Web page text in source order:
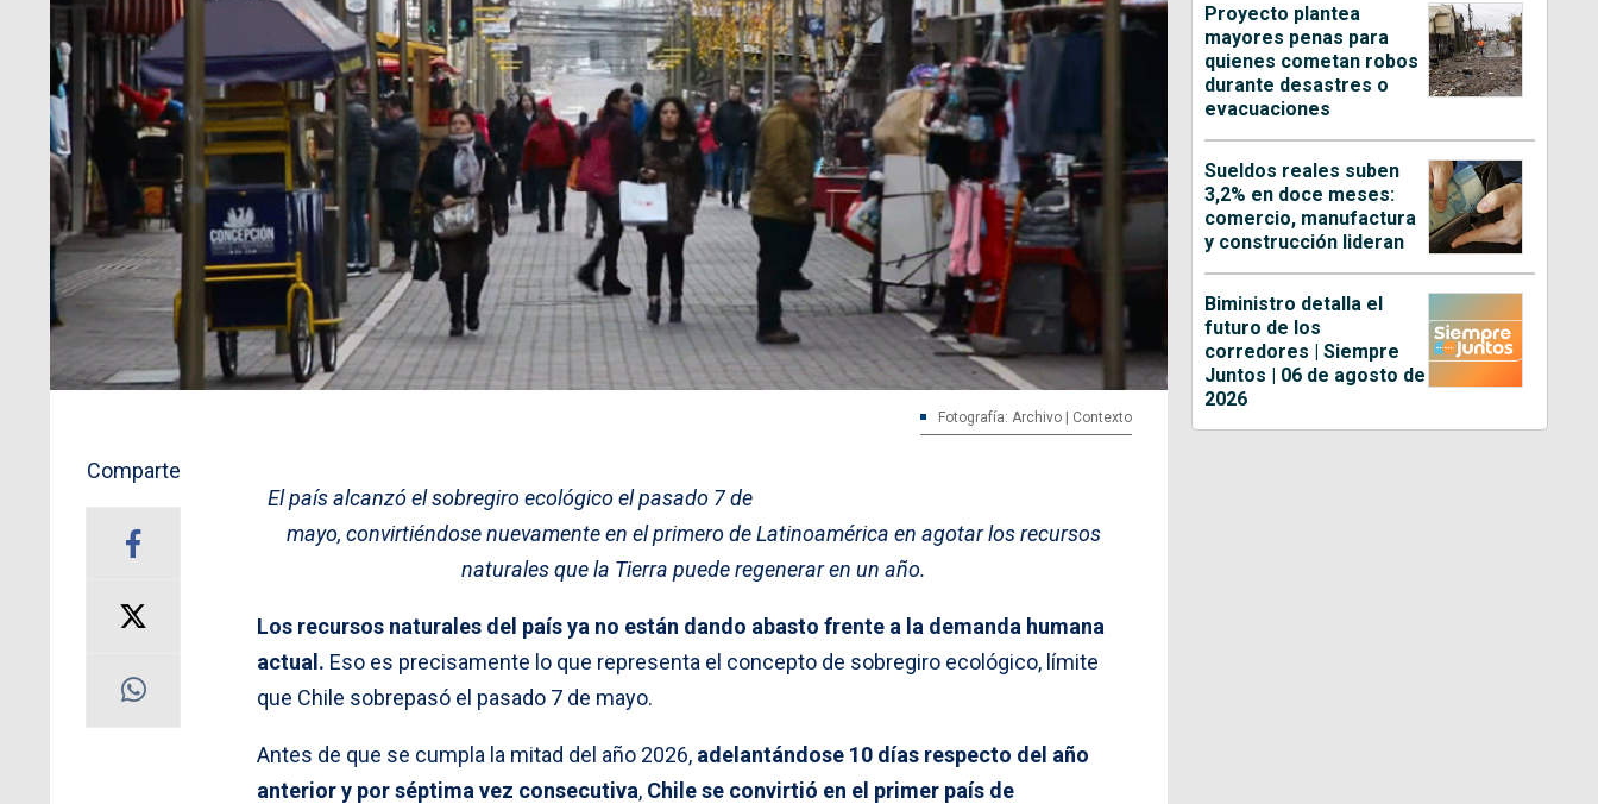
Fotografía: Archivo | Contexto
Comparte
El país alcanzó el sobregiro ecológico el pasado 7 de
mayo, convirtiéndose nuevamente en el primero de Latinoamérica en agotar los recursos
naturales que la Tierra puede regenerar en un año.
Los recursos naturales del país ya no están dando abasto frente a la demanda humana
actual. Eso es precisamente lo que representa el concepto de sobregiro ecológico, límite
que Chile sobrepasó el pasado 7 de mayo.
Antes de que se cumpla la mitad del año 2026, adelantándose 10 días respecto del año
anterior y por séptima vez consecutiva, Chile se convirtió en el primer país de
Proyecto plantea
mayores penas para
quienes cometan robos
durante desastres o
evacuaciones
Sueldos reales suben
3,2% en doce meses:
comercio, manufactura
y construcción lideran
Biministro detalla el
futuro de los
corredores | Siempre
Juntos | 06 de agosto de
2026